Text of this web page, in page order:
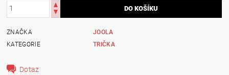
ZNAČKA
JOOLA
KATEGORIE
TRIČKA
Dotaz